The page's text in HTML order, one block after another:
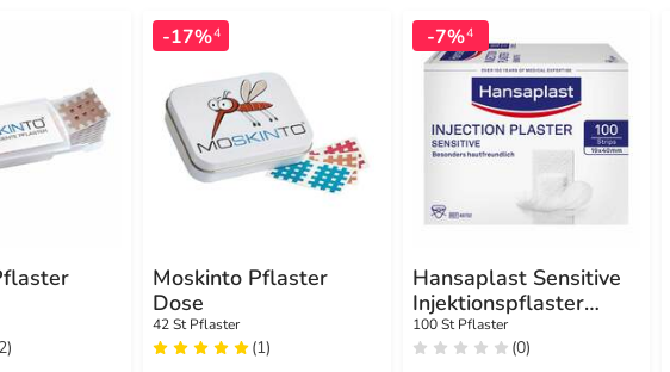
-17%4
Moskinto Pflaster
Dose
42 St Pflaster
(1)
-7%4
Hansaplast Sensitive
Injektionspflaster
1,9x4 cm
100 St Pflaster
(0)